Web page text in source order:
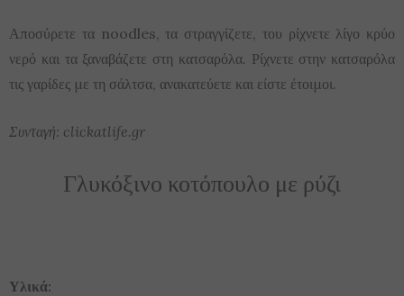
Αποσύρετε τα noodles, τα στραγγίζετε, του ρίχνετε λίγο κρύο
νερό και τα ξαναβάζετε στη κατσαρόλα. Ρίχνετε στην κατσαρόλα
τις γαρίδες με τη σάλτσα, ανακατεύετε και είστε έτοιμοι.
Συνταγή: clickatlife.gr
Γλυκόξινο κοτόπουλο με ρύζι
Υλικά: